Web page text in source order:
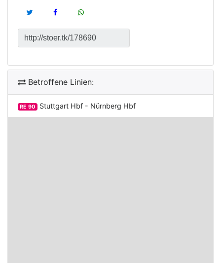
Betroffene Linien:
RE 90 Stuttgart Hbf - Nürnberg Hbf